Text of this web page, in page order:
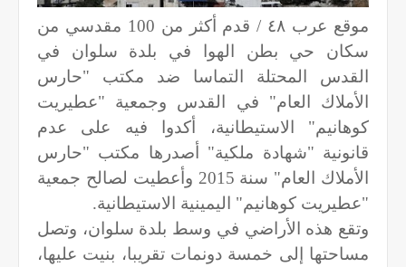
موقع عرب ٤٨ / قدم أكثر من 100 مقدسي من
سكان حي بطن الهوا في بلدة سلوان في
القدس المحتلة التماسا ضد مكتب "حارس
الأملاك العام" في القدس وجمعية "عطيريت
كوهانيم" الاستيطانية، أكدوا فيه على عدم
قانونية "شهادة ملكية" أصدرها مكتب "حارس
الأملاك العام" سنة 2015 وأعطيت لصالح جمعية
"عطيريت كوهانيم" اليمينية الاستيطانية.
وتقع هذه الأراضي في وسط بلدة سلوان، وتصل
مساحتها إلى خمسة دونمات تقريبا، بنيت عليها،